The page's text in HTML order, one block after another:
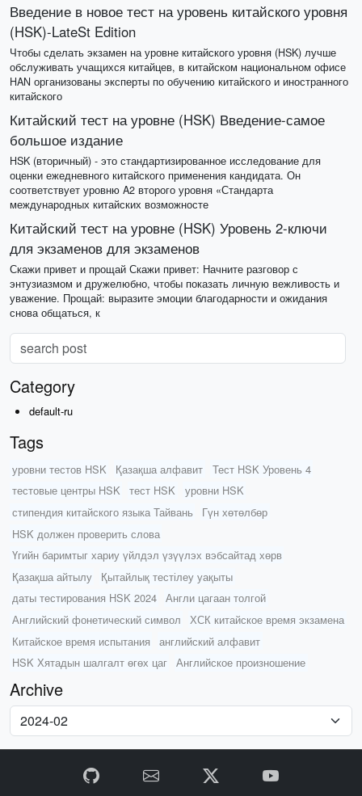
Введение в новое тест на уровень китайского уровня
(HSK)-LateSt Edition
Чтобы сделать экзамен на уровне китайского уровня (HSK) лучше
обслуживать учащихся китайцев, в китайском национальном офисе
HAN организованы эксперты по обучению китайского и иностранного
китайского
Китайский тест на уровне (HSK) Введение-самое
большое издание
HSK (вторичный) - это стандартизированное исследование для
оценки ежедневного китайского применения кандидата. Он
соответствует уровню A2 второго уровня «Стандарта
международных китайских возможносте
Китайский тест на уровне (HSK) Уровень 2-ключи
для экзаменов для экзаменов
Скажи привет и прощай Скажи привет: Начните разговор с
энтузиазмом и дружелюбно, чтобы показать личную вежливость и
уважение. Прощай: выразите эмоции благодарности и ожидания
снова общаться, к
Category
default-ru
Tags
уровни тестов HSK Қазақша алфавит
Тест HSK Уровень 4
тестовые центры HSK
тест HSK
уровни HSK
стипендия китайского языка Тайвань
Гүн хөтөлбөр
HSK должен проверить слова
Үгийн баримтыг хариу үйлдэл үзүүлэх вэбсайтад хөрв
Қазақша айтылу
Қытайлық тестілеу уақыты
даты тестирования HSK 2024
Англи цагаан толгой
Английский фонетический символ
ХСК китайское время экзамена
Китайское время испытания
английский алфавит
HSK Хятадын шалгалт өгөх цаг
Английское произношение
Archive